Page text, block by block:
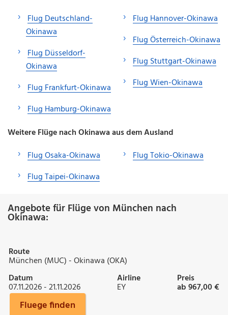
Flug Deutschland-
Okinawa
Flug Düsseldorf-
Okinawa
Flug Frankfurt-Okinawa
Flug Hamburg-Okinawa
Flug Hannover-Okinawa
Flug Österreich-Okinawa
Flug Stuttgart-Okinawa
Flug Wien-Okinawa
Weitere Flüge nach Okinawa aus dem Ausland
Flug Osaka-Okinawa
Flug Taipei-Okinawa
Flug Tokio-Okinawa
Angebote für Flüge von München nach
Okinawa:
Route
München (MUC) - Okinawa (OKA)
Datum
07.11.2026 - 21.11.2026
Airline
EY
Preis
ab 967,00 €
Fluege finden